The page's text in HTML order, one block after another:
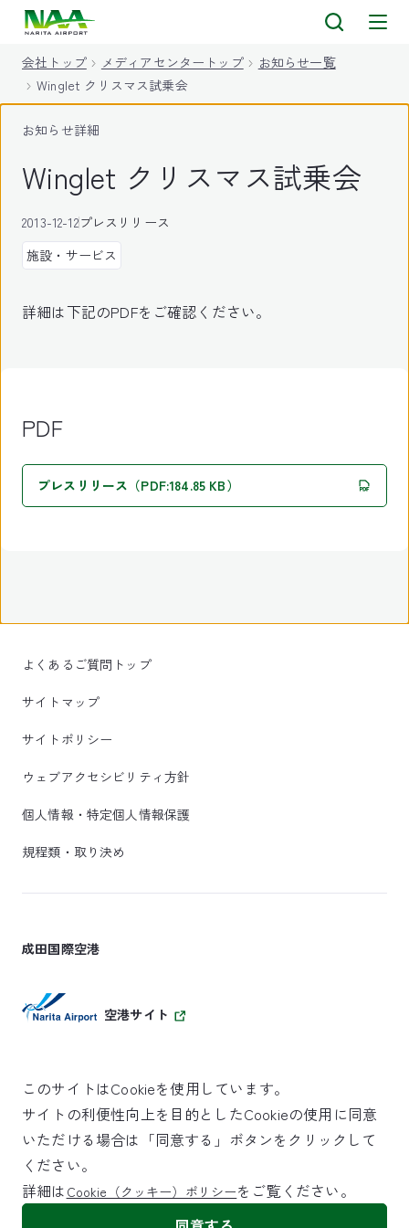
会社トップ メディアセンタートップ
お知らせ一覧
Winglet クリスマス試乗会
お知らせ詳細
Winglet クリスマス試乗会
2013-12-12プレスリリース
施設・サービス
詳細は下記のPDFをご確認ください。
PDF
プレスリリース（PDF:184.85 KB）
よくあるご質問トップ
サイトマップ
サイトポリシー
ウェブアクセシビリティ方針
個人情報・特定個人情報保護
規程類・取り決め
成田国際空港
空港サイト
SKYTRAX
5スターエアポート
©NARITA INTERNATIONAL AIRPORT CORPORATION
このサイトはCookieを使用しています。
サイトの利便性向上を目的としたCookieの使用に同意
いただける場合は「同意する」ボタンをクリックして
ください。
詳細は Cookie（クッキー）ポリシーをご覧ください。